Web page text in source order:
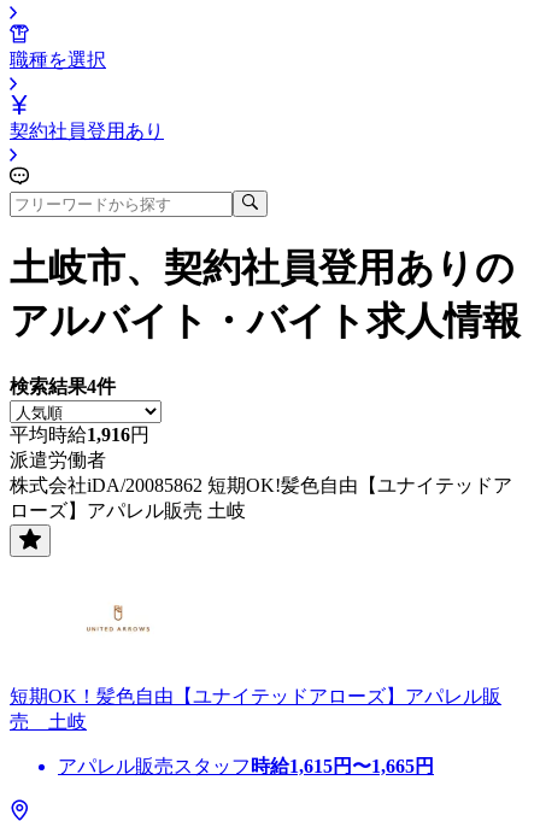
職種を選択
契約社員登用あり
土岐市、契約社員登用あり の
アルバイト・バイト求人情報
検索結果4件
平均時給1,916円
派遣労働者
株式会社iDA/20085862 短期OK!髪色自由【ユナイテッドア
ローズ】アパレル販売 土岐
短期OK！髪色自由【ユナイテッドアローズ】アパレル販
売 土岐
アパレル販売スタッフ 時給1,615円〜1,665円